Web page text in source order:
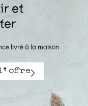
et
livré à la maison